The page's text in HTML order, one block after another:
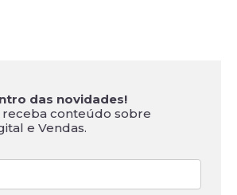
das novidades!
receba conteúdo sobre
e Vendas.